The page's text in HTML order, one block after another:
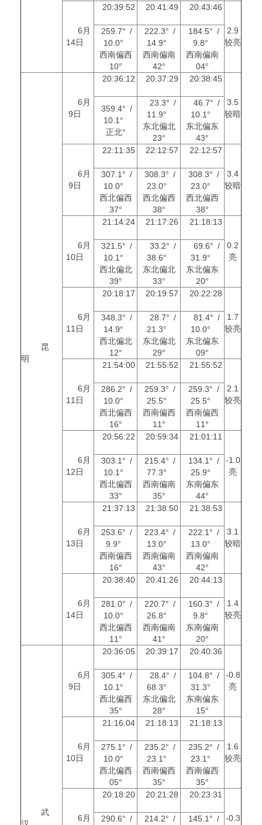
6月
14日
20:39:52 20:41:49 20:43:46
2.9
较亮
259.7° /
10.0°
西南偏西
10°
222.3° /
14.9°
西南偏南
42°
184.5° /
9.8°
西南偏南
04°
昆
明
6月
9日
20:36:12 20:37:29 20:38:45
3.5
较暗
359.4° /
10.1°
正北°
23.3° /
11.9°
东北偏北
23°
46.7° /
10.1°
东北偏东
43°
6月
9日
22:11:35 22:12:57 22:12:57
3.4
较暗
307.1° /
10.0°
西北偏西
37°
308.3° /
23.0°
西北偏西
38°
308.3° /
23.0°
西北偏西
38°
6月
10日
21:14:24 21:17:26 21:18:13
0.2
亮
321.5° /
10.1°
西北偏北
39°
33.2° /
38.6°
东北偏北
33°
69.6° /
31.9°
东北偏东
20°
6月
11日
20:18:17 20:19:57 20:22:28
1.7
较亮
348.3° /
14.9°
西北偏北
12°
28.7° /
21.3°
东北偏北
29°
81.4° /
10.0°
东北偏东
09°
6月
11日
21:54:00 21:55:52 21:55:52
2.1
较亮
286.2° /
10.0°
西北偏西
16°
259.3° /
25.5°
西南偏西
11°
259.3° /
25.5°
西南偏西
11°
6月
12日
20:56:22 20:59:34 21:01:11
-1.0
亮
303.1° /
10.1°
西北偏西
33°
215.4° /
77.3°
西南偏南
35°
134.1° /
25.9°
东南偏东
44°
6月
13日
21:37:13 21:38:50 21:38:53
3.1
较暗
253.6° /
9.9°
西南偏西
16°
223.4° /
13.0°
西南偏南
43°
222.1° /
13.0°
西南偏南
42°
6月
14日
20:38:40 20:41:26 20:44:13
1.4
较亮
281.0° /
10.0°
西北偏西
11°
220.7° /
26.8°
西南偏南
41°
160.3° /
9.8°
东南偏南
20°
武
6月
9日
20:36:05 20:39:17 20:40:36
-0.8
亮
305.4° /
10.1°
西北偏西
35°
28.4° /
68.3°
东北偏北
28°
104.8° /
31.3°
东南偏东
15°
6月
10日
21:16:04 21:18:13 21:18:13
1.6
较亮
275.1° /
10.0°
西北偏西
05°
235.2° /
23.1°
西南偏西
35°
235.2° /
23.1°
西南偏西
35°
6月
20:18:20 20:21:28 20:23:31
-0.3
290.6° / 214.2° / 145.1° /